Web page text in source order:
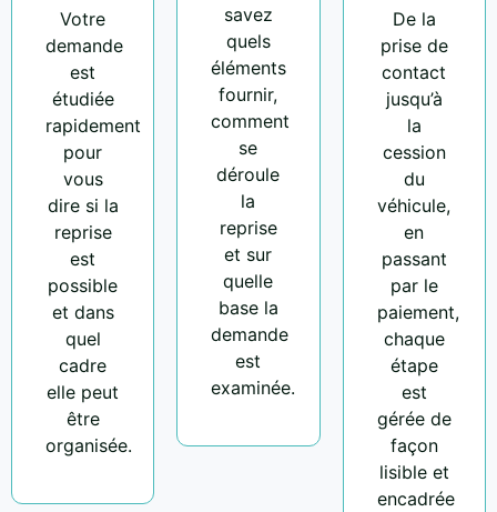
Votre
demande
est
étudiée
rapidement
pour
vous
dire si la
reprise
est
possible
et dans
quel
cadre
elle peut
être
organisée.
savez
quels
éléments
fournir,
comment
se
déroule
la
reprise
et sur
quelle
base la
demande
est
examinée.
De la
prise de
contact
jusqu’à
la
cession
du
véhicule,
en
passant
par le
paiement,
chaque
étape
est
gérée de
façon
lisible et
encadrée